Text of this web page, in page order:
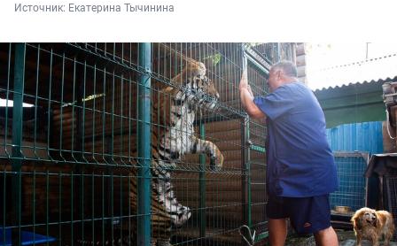
Источник: Екатерина Тычинина